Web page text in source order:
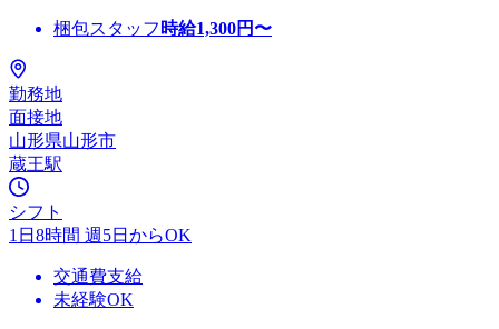
梱包スタッフ 時給1,300円〜
勤務地
面接地
山形県山形市
蔵王駅
シフト
1日8時間 週5日からOK
交通費支給
未経験OK